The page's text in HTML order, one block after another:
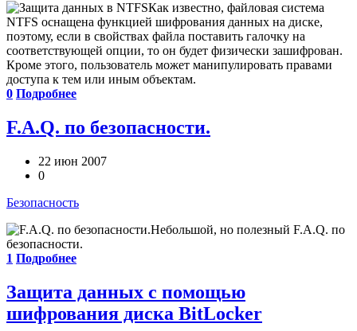
Как известно, файловая система
NTFS оснащена функцией шифрования данных на диске,
поэтому, если в свойствах файла поставить галочку на
соответствующей опции, то он будет физически зашифрован.
Кроме этого, пользователь может манипулировать правами
доступа к тем или иным объектам.
0 Подробнее
F.A.Q. по безопасности.
22 июн 2007
0
Безопасность
Небольшой, но полезный F.A.Q. по
безопасности.
1 Подробнее
Защита данных с помощью
шифрования диска BitLocker